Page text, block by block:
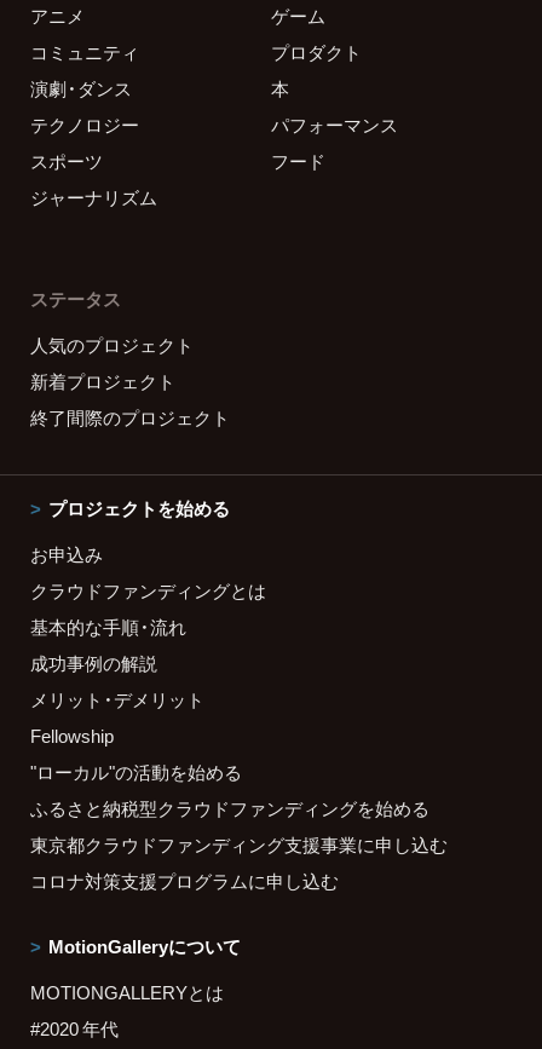
アニメ
ゲーム
コミュニティ
プロダクト
演劇・ダンス
本
テクノロジー
パフォーマンス
スポーツ
フード
ジャーナリズム
ステータス
人気のプロジェクト
新着プロジェクト
終了間際のプロジェクト
プロジェクトを始める
お申込み
クラウドファンディングとは
基本的な手順・流れ
成功事例の解説
メリット・デメリット
Fellowship
"ローカル"の活動を始める
ふるさと納税型クラウドファンディングを始める
東京都クラウドファンディング支援事業に申し込む
コロナ対策支援プログラムに申し込む
MotionGalleryについて
MOTIONGALLERYとは
#2020 年代